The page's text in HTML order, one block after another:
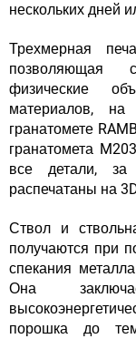
нескольких дней
Трехмерная
позволяющая
физические
материалов,
гранатомете
гранатомета
все детали,
распечатаны на
Ствол и
получаются при
спекания
Она
порошка до